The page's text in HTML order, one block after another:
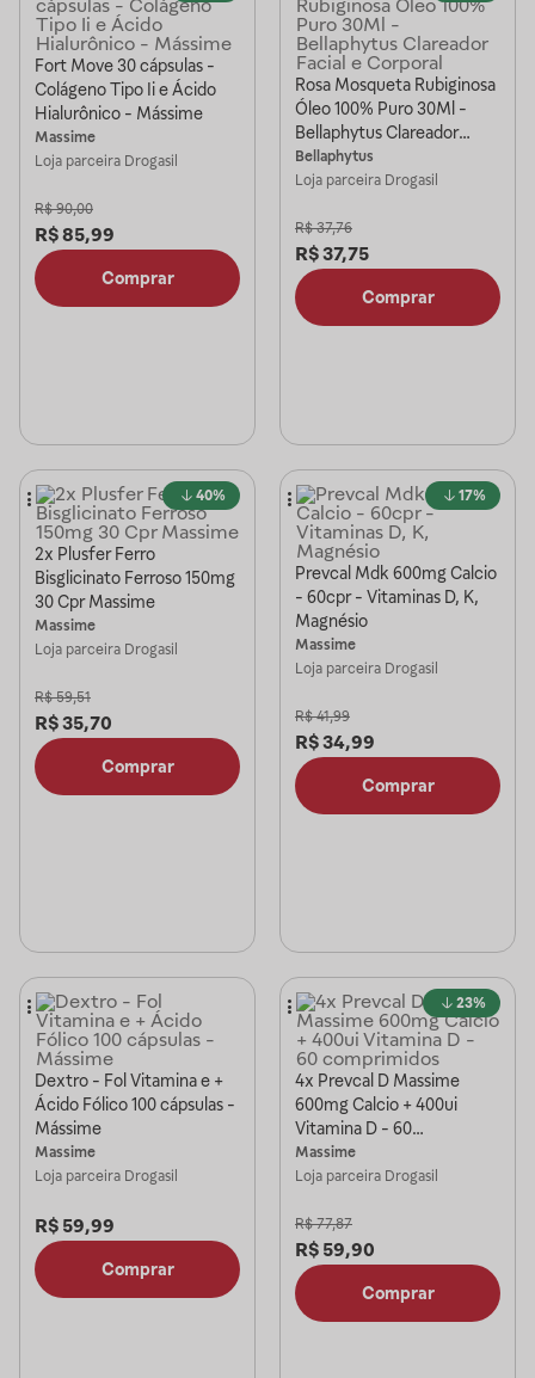
Fort Move 30 cápsulas -
Colágeno Tipo Ii e Ácido
Hialurônico - Mássime
Massime
Loja parceira Drogasil
R$ 90,00
R$85,99
Comprar
Rosa Mosqueta Rubiginosa
Óleo 100% Puro 30Ml -
Bellaphytus Clareador
Facial e Corporal
Bellaphytus
Loja parceira Drogasil
R$ 37,76
R$37,75
Comprar
40%
2x Plusfer Ferro
Bisglicinato Ferroso 150mg
30 Cpr Massime
Massime
Loja parceira Drogasil
R$ 59,51
R$35,70
Comprar
17%
Prevcal Mdk 600mg Calcio
- 60cpr - Vitaminas D, K,
Magnésio
Massime
Loja parceira Drogasil
R$ 41,99
R$34,99
Comprar
Dextro - Fol Vitamina e +
Ácido Fólico 100 cápsulas -
Mássime
Massime
Loja parceira Drogasil
R$ 59,99
Comprar
23%
4x Prevcal D Massime
600mg Calcio + 400ui
Vitamina D - 60
comprimidos
Massime
Loja parceira Drogasil
R$ 77,87
R$ 59,90
Comprar